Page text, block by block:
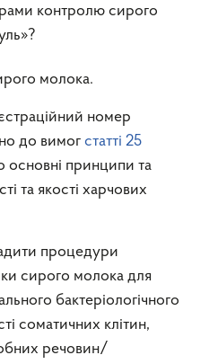
контролю сирого
молока.
номер
до вимог статті 25
основні принципи та
та якості харчових
процедури
сирого молока для
бактеріологічного
соматичних клітин,
речовин/